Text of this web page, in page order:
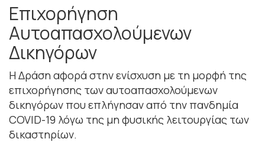
Επιχορήγηση
Αυτοαπασχολούμενων
Δικηγόρων
Η Δράση αφορά στην ενίσχυση με τη μορφή της
επιχορήγησης των αυτοαπασχολούμενων
δικηγόρων που επλήγησαν από την πανδημία
COVID-19 λόγω της μη φυσικής λειτουργίας των
δικαστηρίων.